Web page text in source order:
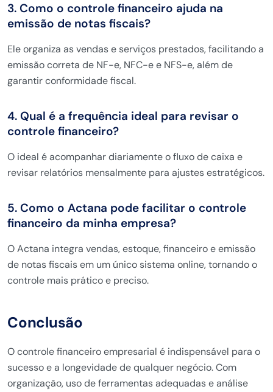
3. Como o controle financeiro ajuda na
emissão de notas fiscais?
Ele organiza as vendas e serviços prestados, facilitando a
emissão correta de NF-e, NFC-e e NFS-e, além de
garantir conformidade fiscal.
4. Qual é a frequência ideal para revisar o
controle financeiro?
O ideal é acompanhar diariamente o fluxo de caixa e
revisar relatórios mensalmente para ajustes estratégicos.
5. Como o Actana pode facilitar o controle
financeiro da minha empresa?
O Actana integra vendas, estoque, financeiro e emissão
de notas fiscais em um único sistema online, tornando o
controle mais prático e preciso.
Conclusão
O controle financeiro empresarial é indispensável para o
sucesso e a longevidade de qualquer negócio. Com
organização, uso de ferramentas adequadas e análise